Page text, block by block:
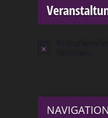
Hinweis
NAVIGATION